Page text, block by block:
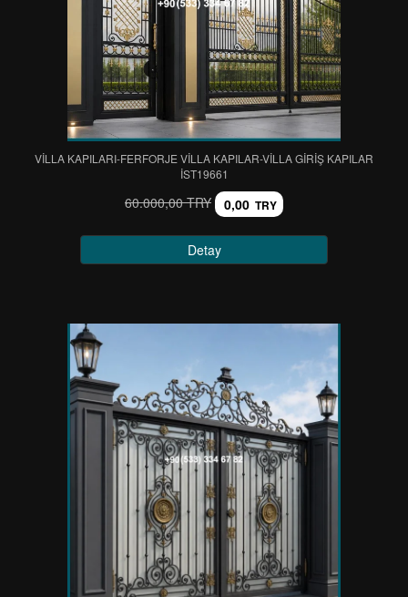
VİLLA KAPILARI-FERFORJE VİLLA KAPILAR-VİLLA GİRİŞ KAPILAR
IST19661
60.000,00 TRY 0,00 TRY
Detay